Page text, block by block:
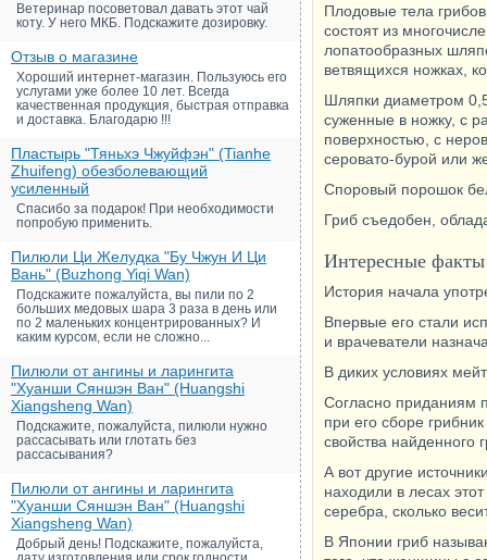
Ветеринар посоветовал давать этот чай
коту. У него МКБ. Подскажите дозировку.
Отзыв о магазине
Хороший интернет-магазин. Пользуюсь его
услугами уже более 10 лет. Всегда
качественная продукция, быстрая отправка
и доставка. Благодарю !!!
Пластырь "Тяньхэ Чжуйфэн" (Tianhe
Zhuifeng) обезболевающий
усиленный
Спасибо за подарок! При необходимости
попробую применить.
Пилюли Ци Желудка "Бу Чжун И Ци
Вань" (Buzhong Yiqi Wan)
Подскажите пожалуйста, вы пили по 2
больших медовых шара 3 раза в день или
по 2 маленьких концентрированных? И
каким курсом, если не сложно...
Пилюли от ангины и ларингита
"Хуанши Сяншэн Ван" (Huangshi
Xiangsheng Wan)
Подскажите, пожалуйста, пилюли нужно
рассасывать или глотать без
рассасывания?
Пилюли от ангины и ларингита
"Хуанши Сяншэн Ван" (Huangshi
Xiangsheng Wan)
Добрый день! Подскажите, пожалуйста,
Плодовые тела
состоят из
лопатообразных
ветвящихся ножках,
Шляпки диаметром
суженные в ножку, с
поверхностью, с
серовато-бурой или
Споровый порошок
Гриб съедобен,
Интересные факты
История начала
Впервые его стали
и врачеватели
В диких условиях
Согласно приданиям
при его сборе
свойства найденного
А вот другие
находили в лесах
серебра, сколько
В Японии гриб